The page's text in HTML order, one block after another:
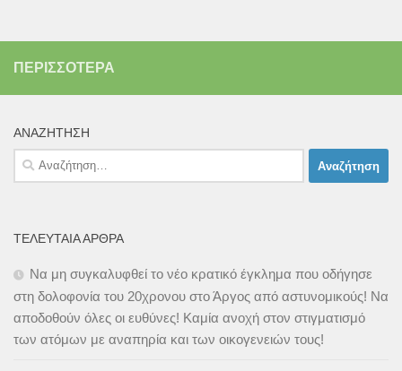
ΠΕΡΙΣΣΌΤΕΡΑ
ΑΝΑΖΉΤΗΣΗ
Αναζήτηση
για:
ΤΕΛΕΥΤΑΊΑ ΆΡΘΡΑ
Να μη συγκαλυφθεί το νέο κρατικό έγκλημα που οδήγησε
στη δολοφονία του 20χρονου στο Άργος από αστυνομικούς! Να
αποδοθούν όλες οι ευθύνες! Καμία ανοχή στον στιγματισμό
των ατόμων με αναπηρία και των οικογενειών τους!